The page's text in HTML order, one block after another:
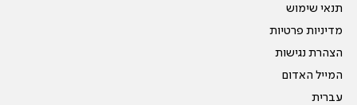
תנאי שימוש
מדיניות פרטיות
הצהרת נגישות
המייל האדום
עברית